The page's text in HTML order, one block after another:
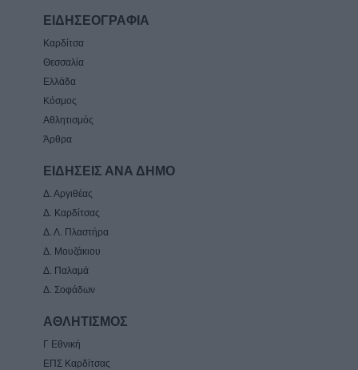
ΕΙΔΗΣΕΟΓΡΑΦΙΑ
Καρδίτσα
Θεσσαλία
Ελλάδα
Κόσμος
Αθλητισμός
Άρθρα
ΕΙΔΗΣΕΙΣ ΑΝΑ ΔΗΜΟ
Δ. Αργιθέας
Δ. Καρδίτσας
Δ. Λ. Πλαστήρα
Δ. Μουζάκιου
Δ. Παλαμά
Δ. Σοφάδων
ΑΘΛΗΤΙΣΜΟΣ
Γ Εθνική
ΕΠΣ Καρδίτσας